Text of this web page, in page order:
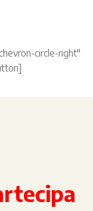
circle-right"